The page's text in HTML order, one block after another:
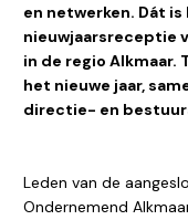
en netwerken. Dát
nieuwjaarsreceptie
in de regio Alkmaar.
het nieuwe jaar,
directie- en
Leden van de
Ondernemend